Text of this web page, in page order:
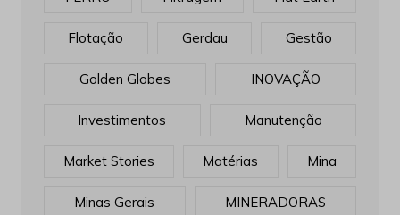
Flotação Gerdau Gestão
Golden Globes INOVAÇÃO
Investimentos Manutenção
Market Stories Matérias Mina
Minas Gerais MINERADORAS